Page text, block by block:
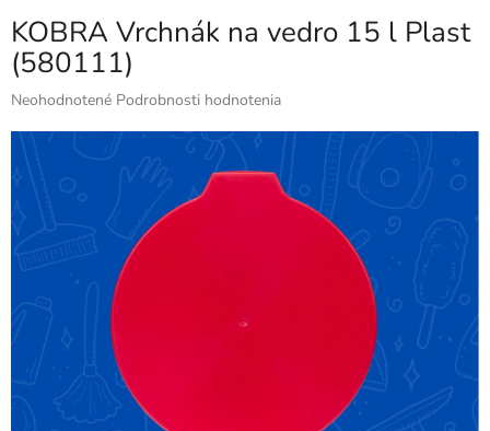
KOBRA Vrchnák na vedro 15 l Plast
(580111)
Priemerné
produktu
hviezdičiek.
Neohodnotené Podrobnosti hodnotenia